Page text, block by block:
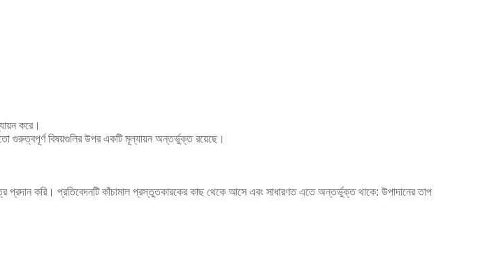
করে।
গুরুত্বপূর্ণ বিষয়গুলির উপর একটি মূল্যায়ন অন্তর্ভুক্ত রয়েছে।
প্রদান করি। প্রতিবেদনটি কাঁচামাল প্রস্তুতকারকের কাছ থেকে আসে এবং সাধারণত এতে অন্তর্ভুক্ত থাকে: উপাদানের তাপ